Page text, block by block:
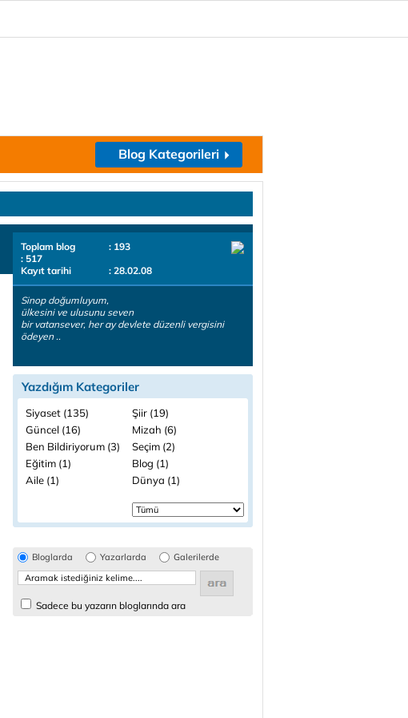
Blog Kategorileri
Toplam blog
: 193
: 517
Kayıt tarihi
: 28.02.08
Sinop doğumluyum,
ülkesini ve ulusunu seven
bir vatansever, her ay devlete düzenli vergisini
ödeyen ..
Yazdığım Kategoriler
Siyaset (135)
Şiir (19)
Güncel (16)
Mizah (6)
Ben Bildiriyorum (3)
Seçim (2)
Eğitim (1)
Blog (1)
Aile (1)
Dünya (1)
Bloglarda Yazarlarda Galerilerde
Sadece bu yazarın bloglarında ara